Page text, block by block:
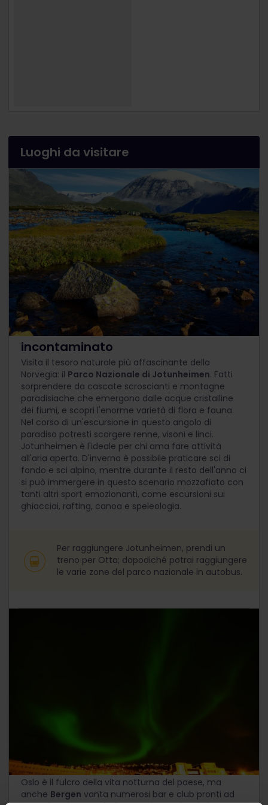
Luoghi da visitare
Avventure in uno scenario
incontaminato
Visita il tesoro naturale più affascinante della
Norvegia: il Parco Nazionale di Jotunheimen. Fatti
sorprendere da cascate scroscianti e montagne
paradisiache che emergono dalle acque cristalline
dei fiumi, e scopri l'enorme varietà di flora e fauna.
Nel corso di un'escursione in questo angolo di
paradiso potresti scorgere renne, visoni e linci.
Jotunheimen è l'ideale per chi ama fare attività
all'aria aperta. D'inverno è possibile praticare sci di
fondo e sci alpino, mentre durante il resto dell'anno ci
si può immergere in questo scenario mozzafiato con
tanti altri sport emozionanti, come escursioni sui
ghiacciai, rafting, canoa e speleologia.
Per raggiungere Jotunheimen, prendi un
treno per Otta; dopodiché potrai raggiungere
le varie zone del parco nazionale in autobus.
Aurora boreale
Oslo è il fulcro della vita notturna del paese, ma
anche Bergen vanta numerosi bar e club pronti ad